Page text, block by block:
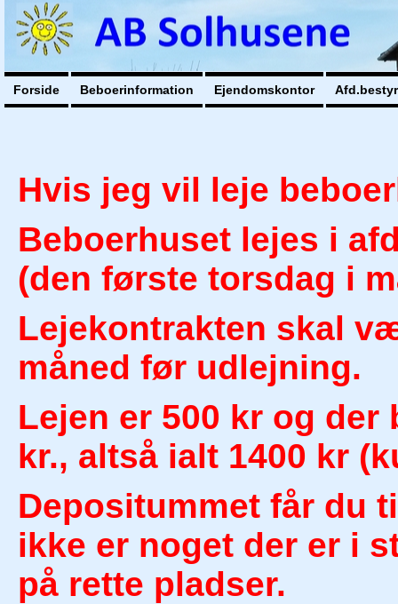
Forside Beboerinformation Ejendomskontor
Hvis jeg vil leje
Beboerhuset lejes i
(den første torsdag i
Lejekontrakten skal
måned før udlejning.
Lejen er 500 kr og der
kr., altså ialt 1400 kr
Depositummet får du
ikke er noget der er i
på rette pladser.